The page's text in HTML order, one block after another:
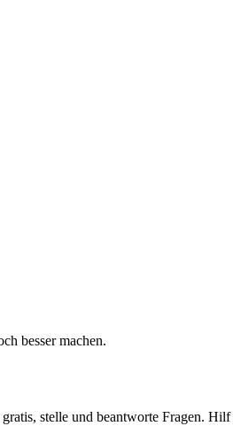
besser machen.
stelle und beantworte Fragen.